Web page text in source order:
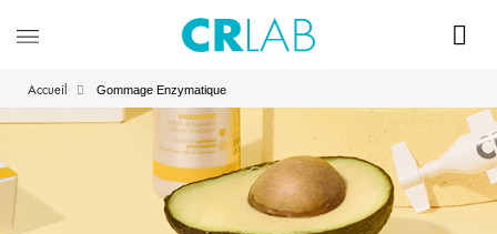
Accueil Gommage Enzymatique